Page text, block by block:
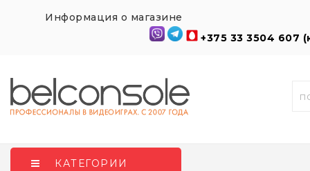
Информация о магазине
+375 33 3504 607
КАТЕГОРИИ